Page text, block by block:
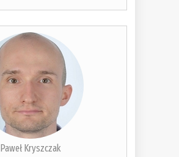
Paweł Kryszczak